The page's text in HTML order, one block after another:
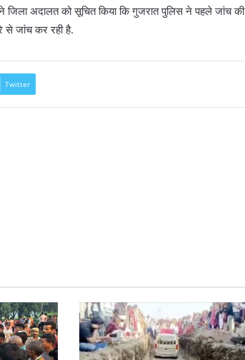
अदालत को सूचित किया कि गुजरात पुलिस ने पहले जांच की
से जांच कर रही है.
Twitter